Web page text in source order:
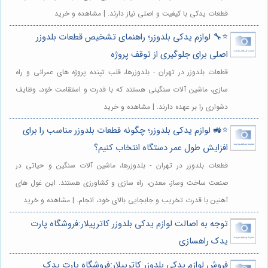
قطعات یدکی با کیفیت و اصلی نیاز دارند. | مشاهده و خرید
⭐️🔧 لوازم یدکی بلدوزر؛ راهنمای تشخیص قطعات بلدوزر
اصلی برای جلوگیری از توقف پروژه
قطعات بلدوزر در تهران - بلدوزرها، قلب تپنده پروژه های عمرانی و راه
سازی، ماشین آلات سنگینی هستند که با قدرت و استقامت خود، وظایف
دشواری را بر عهده دارند. | مشاهده و خرید
⭐️🚜 لوازم یدکی بلدوزر؛ چگونه قطعات بلدوزر مناسب را برای
افزایش طول عمر دستگاه انتخاب کنیم؟
قطعات بلدوزر در تهران - بلدوزرها، ماشین آلات سنگین و حیاتی در
صنعت ساخت وساز، معدن، راه سازی و کشاورزی هستند. این غول های
آهنین با قدرت تخریب و جابجایی بالای خود، انجام. | مشاهده و خرید
توجه به اصالت لوازم یدکی بلدوزر کاترپیلار:فروشگاه پارت
یدک راهسازی
فروش لوازم یدکی بلدوزر کاترپیلار:فروشگاه پارت یدک